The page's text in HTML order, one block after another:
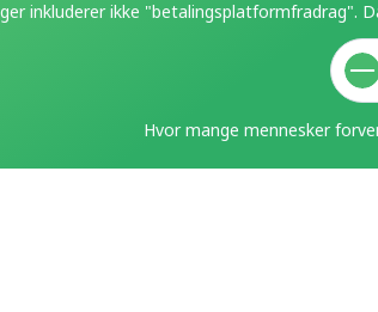
inkluderer ikke "betalingsplatformfradrag".
Hvor mange mennesker